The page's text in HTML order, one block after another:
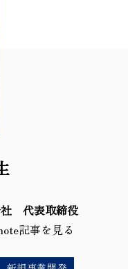
社 代表取締役
記事を見る